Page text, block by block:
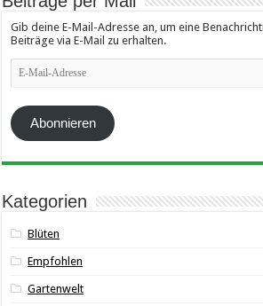
Gib deine E-Mail-Adresse an, um eine
Beiträge via E-Mail zu erhalten.
E-
Mail-
Abonnieren
Kategorien
Blüten
Empfohlen
Gartenwelt